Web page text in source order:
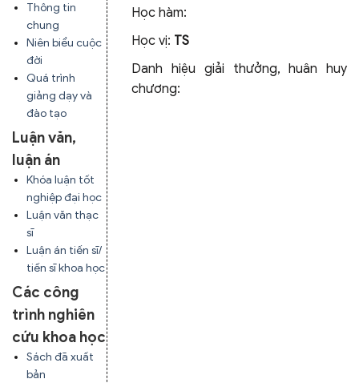
Thông tin
chung
Niên biểu cuộc
đời
Quá trình
giảng dạy và
đào tạo
Luận văn,
luận án
Khóa luận tốt
nghiệp đại học
Luận văn thạc
sĩ
Luận án tiến sĩ/
tiến sĩ khoa học
Các công
trình nghiên
cứu khoa học
Sách đã xuất
bản
Học hàm:
Học vị: TS
Danh hiệu giải thưởng, huân huy
chương: